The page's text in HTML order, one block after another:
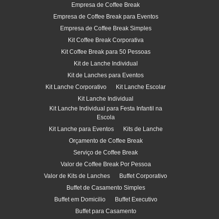
Empresa de Coffee Break
Empresa de Coffee Break para Eventos
Empresa de Coffee Break Simples
Kit Coffee Break Corporativa
Kit Coffee Break para 50 Pessoas
Kit de Lanche Individual
Kit de Lanches para Eventos
Kit Lanche Corporativo
Kit Lanche Escolar
Kit Lanche Individual
Kit Lanche Individual para Festa Infantil na
Escola
Kit Lanche para Eventos
Kits de Lanche
Orçamento de Coffee Break
Serviço de Coffee Break
Valor de Coffee Break Por Pessoa
Valor de Kits de Lanches
Buffet Corporativo
Buffet de Casamento Simples
Buffet em Domicilio
Buffet Executivo
Buffet para Casamento